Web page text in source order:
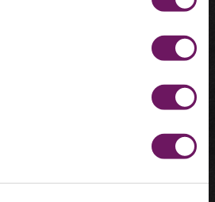
il molibdeno
sua elevata temperatura di fusione e
temperature elevate.
con numero atomico 42 ha
termica ed elettrica.